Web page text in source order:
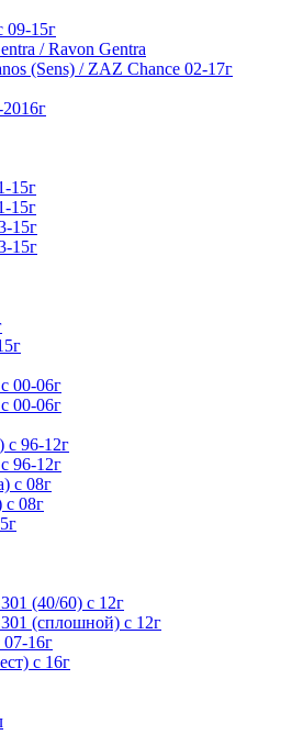
09-15г
/ Ravon Gentra
(Sens) / ZAZ Chance 02-17г
15г
15г
15г
15г
00-06г
00-06г
с 96-12г
96-12г
с 08г
с 08г
(40/60) с 12г
(сплошной) с 12г
16г
с 16г